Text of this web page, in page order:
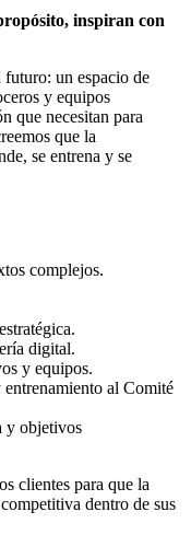
inspiran con
un espacio de
y equipos
que necesitan para
que la
se entrena y se
complejos.
digital.
y equipos.
al Comité
y objetivos
clientes para que la
dentro de sus